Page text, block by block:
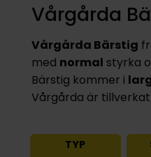
Vårgårda
Vårgårda Bärstig
med normal styrka
Bärstig kommer i
Vårgårda är
TYP